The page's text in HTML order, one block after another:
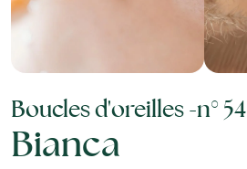
Boucles d'oreilles -n° 54
Bianca